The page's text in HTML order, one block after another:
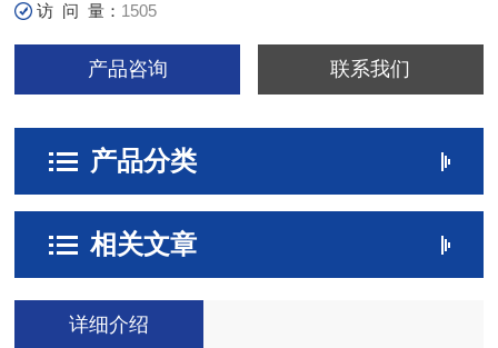
访 问 量： 1505
产品咨询 联系我们
产品分类
相关文章
详细介绍